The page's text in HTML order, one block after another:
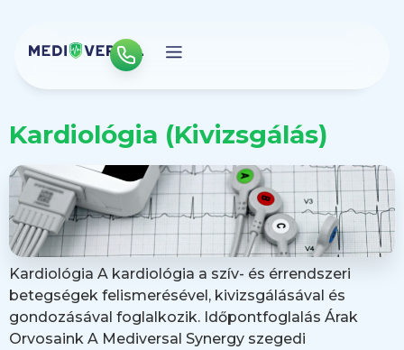
Kardiológia (Kivizsgálás)
Kardiológia A kardiológia a szív- és érrendszeri
betegségek felismerésével, kivizsgálásával és
gondozásával foglalkozik. Időpontfoglalás Árak
Orvosaink A Mediversal Synergy szegedi